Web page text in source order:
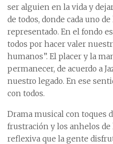
ser alguien en la vida y
de todos, donde cada uno
representado. En el fondo
todos por hacer valer
humanos”. El placer y la
permanecer, de acuerdo a
nuestro legado. En ese
con todos.
Drama musical con toques
frustración y los anhelos
reflexiva que la gente